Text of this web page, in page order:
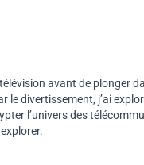
avant de plonger
le divertissement, j’ai
l’univers des